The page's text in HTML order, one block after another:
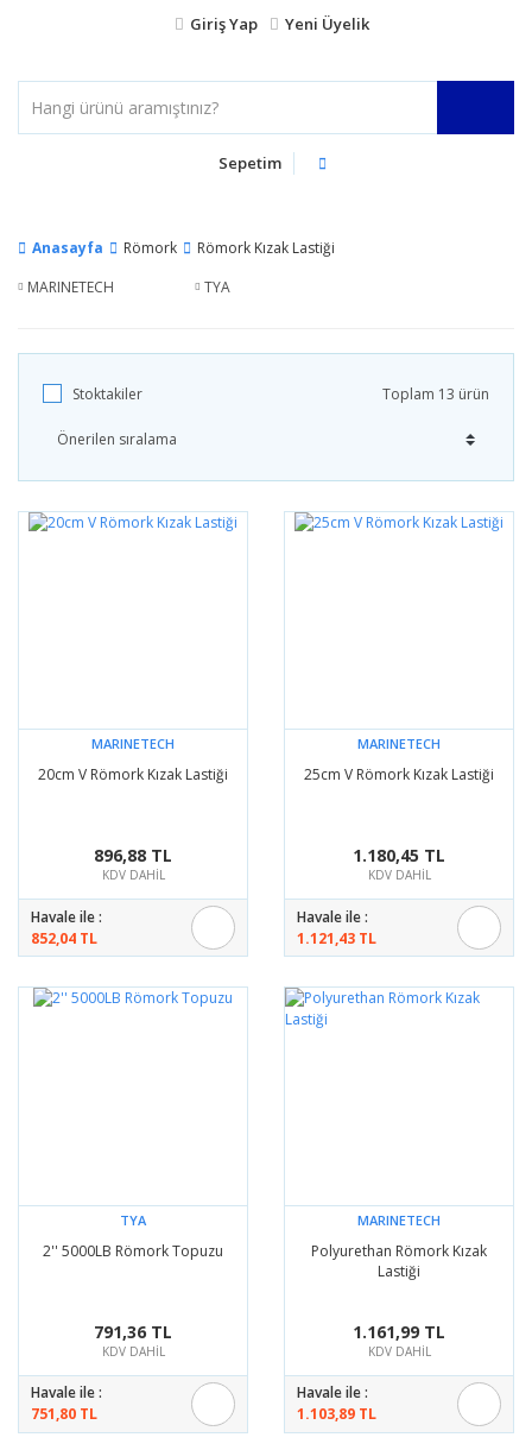
Giriş Yap Yeni Üyelik
Sepetim
Anasayfa Römork
Römork Kızak Lastiği
MARINETECH
TYA
Stoktakiler Toplam 13 ürün
MARINETECH
20cm V Römork Kızak Lastiği
896,88 TL
KDV DAHİL
Havale ile :
852,04 TL
MARINETECH
25cm V Römork Kızak Lastiği
1.180,45 TL
KDV DAHİL
Havale ile :
1.121,43 TL
TYA
2'' 5000LB Römork Topuzu
791,36 TL
KDV DAHİL
Havale ile :
751,80 TL
MARINETECH
Polyurethan Römork Kızak
Lastiği
1.161,99 TL
KDV DAHİL
Havale ile :
1.103,89 TL